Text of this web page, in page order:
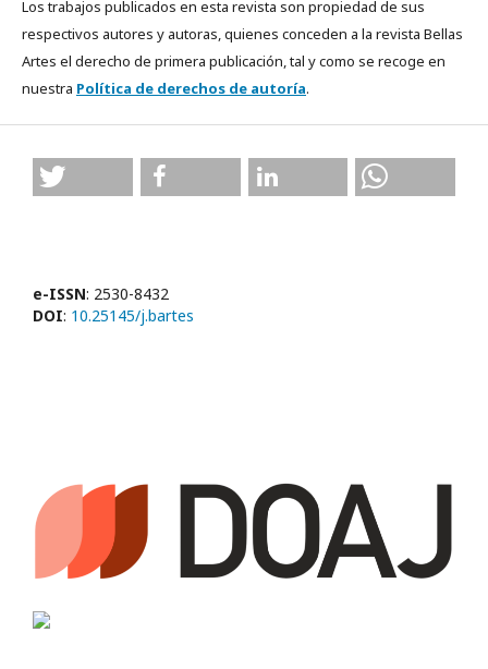
Los trabajos publicados en esta revista son propiedad de sus
respectivos autores y autoras, quienes conceden a la revista Bellas
Artes el derecho de primera publicación, tal y como se recoge en
nuestra Política de derechos de autoría.
e-ISSN: 2530-8432
DOI: 10.25145/j.bartes